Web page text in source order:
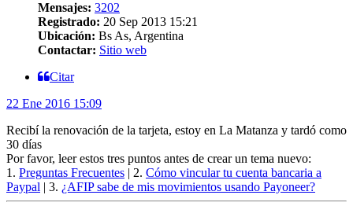
Mensajes: 3202
Registrado: 20 Sep 2013 15:21
Ubicación: Bs As, Argentina
Contactar: Sitio web
Citar
22 Ene 2016 15:09
Recibí la renovación de la tarjeta, estoy en La Matanza y tardó como
30 días
Por favor, leer estos tres puntos antes de crear un tema nuevo:
1. Preguntas Frecuentes | 2. Cómo vincular tu cuenta bancaria a
Paypal | 3. ¿AFIP sabe de mis movimientos usando Payoneer?